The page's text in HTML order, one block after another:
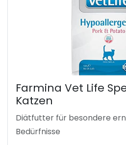
Farmina Vet Life
Katzen
Diätfutter für besondere
Bedürfnisse